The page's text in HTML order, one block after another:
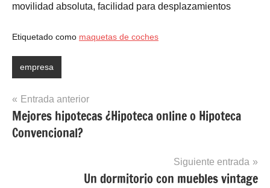
movilidad absoluta, facilidad para desplazamientos
Etiquetado como maquetas de coches
empresa
Navegación
de
entradas
Entrada anterior
Mejores hipotecas ¿Hipoteca online o Hipoteca
Convencional?
Siguiente entrada
Un dormitorio con muebles vintage